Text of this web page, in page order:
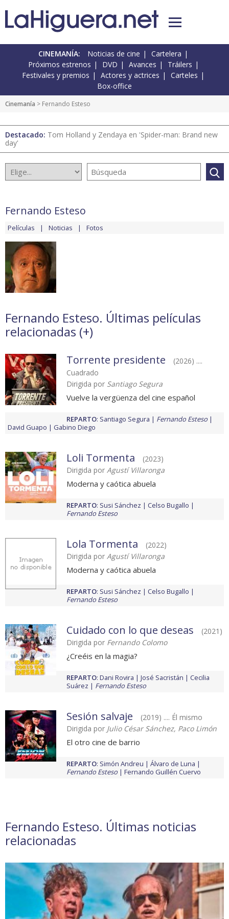
CINEMANÍA: Noticias de cine
Cartelera
Próximos estrenos
DVD Avances
Tráilers
Festivales y premios
Actores y actrices
Carteles
Box-office
Cinemanía > Fernando Esteso
Destacado: Tom Holland y Zendaya en 'Spider-man: Brand new
day'
Fernando Esteso
Películas Noticias Fotos
Fernando Esteso. Últimas películas
relacionadas (+)
Torrente presidente
(2026) ....
Cuadrado
Dirigida por Santiago Segura
Vuelve la vergüenza del cine español
REPARTO: Santiago Segura
Fernando Esteso
David Guapo
Gabino Diego
Loli Tormenta
(2023)
Dirigida por Agustí Villaronga
Moderna y caótica abuela
REPARTO: Susi Sánchez
Celso Bugallo
Fernando Esteso
Lola Tormenta
(2022)
Dirigida por Agustí Villaronga
Moderna y caótica abuela
REPARTO: Susi Sánchez
Celso Bugallo
Fernando Esteso
Cuidado con lo que deseas
(2021)
Dirigida por Fernando Colomo
¿Creéis en la magia?
REPARTO: Dani Rovira José Sacristán
Cecilia
Suárez
Fernando Esteso
Sesión salvaje
(2019) .... Él mismo
Dirigida por Julio César Sánchez, Paco Limón
El otro cine de barrio
REPARTO: Simón Andreu
Álvaro de Luna
Fernando Esteso
Fernando Guillén Cuervo
Fernando Esteso. Últimas noticias
relacionadas